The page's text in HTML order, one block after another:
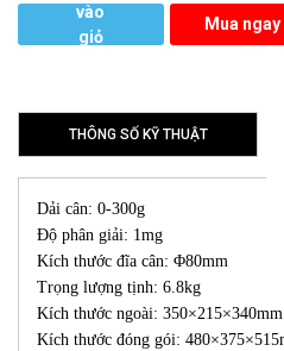
vào
giỏ
Mua ngay
THÔNG SỐ KỸ THUẬT
Dải cân: 0-300g
Độ phân giải: 1mg
Kích thước đĩa cân: Φ80mm
Trọng lượng tịnh: 6.8kg
Kích thước ngoài: 350×215×340mm
Kích thước đóng gói: